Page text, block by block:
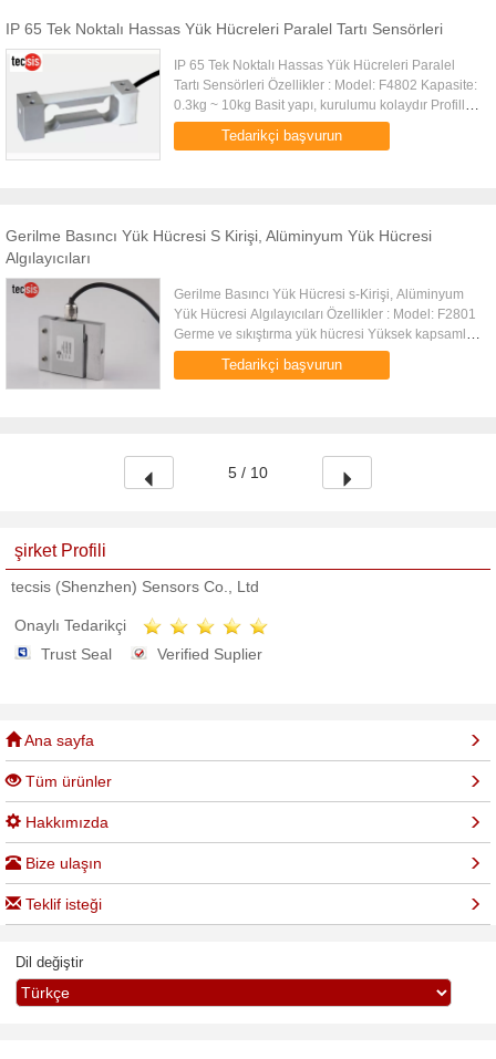
IP 65 Tek Noktalı Hassas Yük Hücreleri Paralel Tartı Sensörleri
IP 65 Tek Noktalı Hassas Yük Hücreleri Paralel
Tartı Sensörleri Özellikler : Model: F4802 Kapasite:
0.3kg ~ 10kg Basit yapı, kurulumu kolaydır Profilli
küçük boyut Yüksek kapsamlı hassasiyet, yüksek
stabilite ...
Tedarikçi başvurun
Gerilme Basıncı Yük Hücresi S Kirişi, Alüminyum Yük Hücresi
Algılayıcıları
Gerilme Basıncı Yük Hücresi s-Kirişi, Alüminyum
Yük Hücresi Algılayıcıları Özellikler : Model: F2801
Germe ve sıkıştırma yük hücresi Yüksek kapsamlı
hassasiyet, yüksek stabilite Basit yapı, kurulumu
kolaydır Al...
Tedarikçi başvurun
5 / 10
şirket Profili
tecsis (Shenzhen) Sensors Co., Ltd
Onaylı Tedarikçi
Trust Seal
Verified Suplier
Ana sayfa
Tüm ürünler
Hakkımızda
Bize ulaşın
Teklif isteği
Dil değiştir